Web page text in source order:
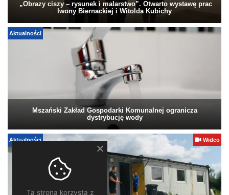
„Obrazy ciszy – rysunek i malarstwo”. Otwarto wystawę prac
Iwony Biernackiej i Witolda Kubichy
Aktualności
Mszański Zakład Gospodarki Komunalnej ogranicza
dystrybucję wody
Aktualności Wideo
Ta strona korzysta z